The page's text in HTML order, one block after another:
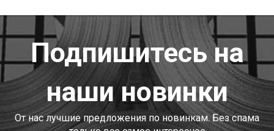
Подпишитесь на
наши новинки
От нас лучшие предложения по новинкам. Без спама